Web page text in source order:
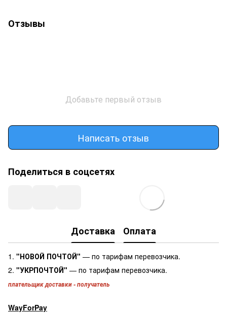
Отзывы
Добавьте первый отзыв
Написать отзыв
Поделиться в соцсетях
Доставка Оплата
1. "НОВОЙ ПОЧТОЙ" — по тарифам перевозчика.
2. "УКРПОЧТОЙ" — по тарифам перевозчика.
плательщик доставки - получатель
WayForPay